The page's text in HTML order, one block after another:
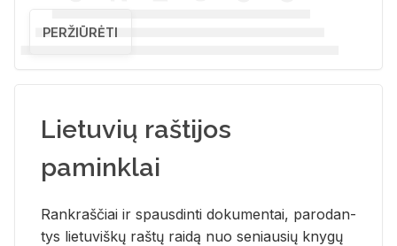
PERŽIŪRĖTI
Lietuvių raštijos
paminklai
Rank­raš­čiai ir spaus­din­ti do­ku­men­tai, pa­ro­dan­
tys lie­tu­viš­kų raš­tų rai­dą nuo se­niau­sių kny­gų